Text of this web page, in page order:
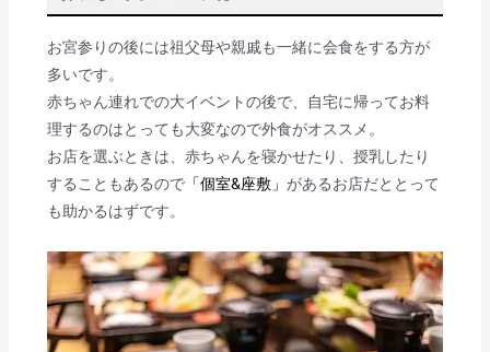
お宮参りの後には祖父母や親戚も一緒に会食をする方が
多いです。
赤ちゃん連れでの大イベントの後で、自宅に帰ってお料
理するのはとっても大変なので外食がオススメ。
お店を選ぶときは、赤ちゃんを寝かせたり、授乳したり
することもあるので 「個室&座敷」があるお店だととって
も助かるはずです。